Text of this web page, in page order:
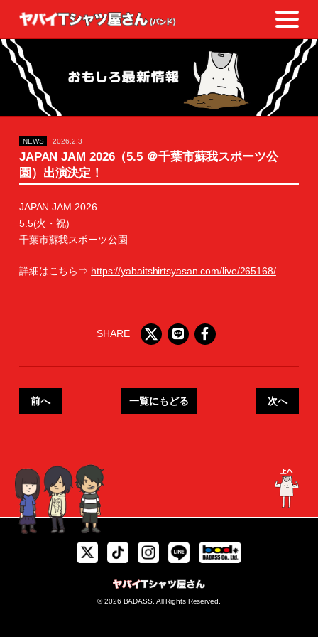
NEWS 2026.2.3
JAPAN JAM 2026（5.5 ＠千葉市蘇我スポーツ公
園）出演決定！
JAPAN JAM 2026
5.5(火・祝)
千葉市蘇我スポーツ公園
詳細はこちら⇒ https://yabaitshirtsyasan.com/live/265168/
SHARE
前へ 一覧にもどる 次へ
© 2026 BADASS. All Rights Reserved.